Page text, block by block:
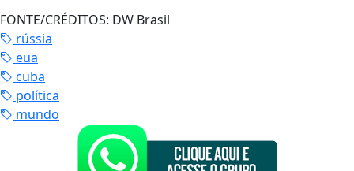
FONTE/CRÉDITOS: DW Brasil
rússia
eua
cuba
política
mundo